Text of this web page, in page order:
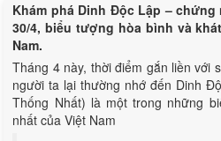
Khám phá Dinh Độc Lập –
30/4, biểu tượng hòa bình và
Nam.
Tháng 4 này, thời điểm gắn liền với
người ta lại thường nhớ đến Dinh
Thống Nhất) là một trong những
nhất của Việt Nam